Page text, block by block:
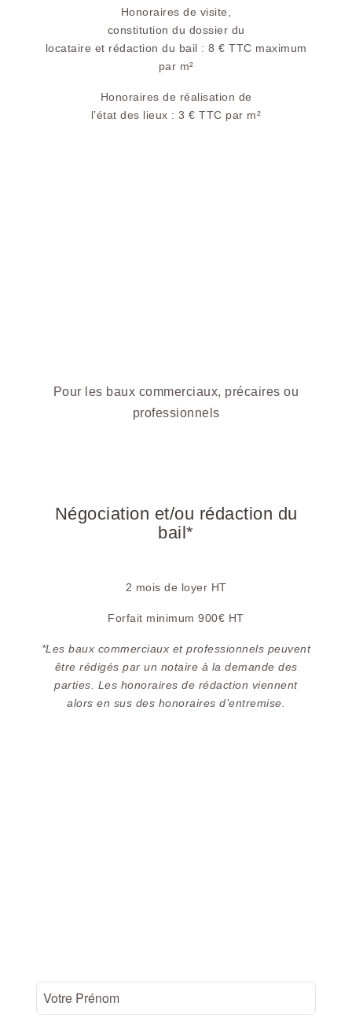
Honoraires de visite,
constitution du dossier du
locataire et rédaction du bail : 8 € TTC maximum
par m²
Honoraires de réalisation de
l’état des lieux : 3 € TTC par m²
Pour les baux commerciaux, précaires ou
professionnels
Négociation et/ou rédaction du
bail*
2 mois de loyer HT
Forfait minimum 900€ HT
*Les baux commerciaux et professionnels peuvent
être rédigés par un notaire à la demande des
parties. Les honoraires de rédaction viennent
alors en sus des honoraires d’entremise.